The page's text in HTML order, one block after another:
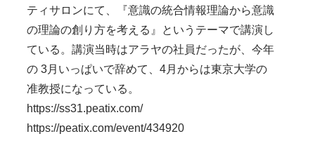
ティサロンにて、『意識の統合情報理論から意識
の理論の創り方を考える』というテーマで講演し
ている。講演当時はアラヤの社員だったが、今年
の 3月いっぱいで辞めて、4月からは東京大学の
准教授になっている。
https://ss31.peatix.com/
https://peatix.com/event/434920